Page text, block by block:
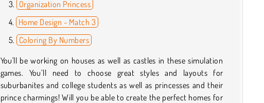
Organization Princess
Home Design - Match 3
Coloring By Numbers
You'll be working on houses as well as castles in these simulation
games. You’ll need to choose great styles and layouts for
suburbanites and college students as well as princesses and their
prince charmings! Will you be able to create the perfect homes for